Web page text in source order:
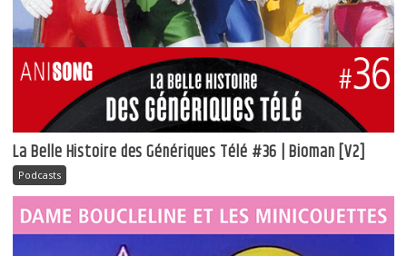
La Belle Histoire des Génériques Télé #36 | Bioman [V2]
Podcasts